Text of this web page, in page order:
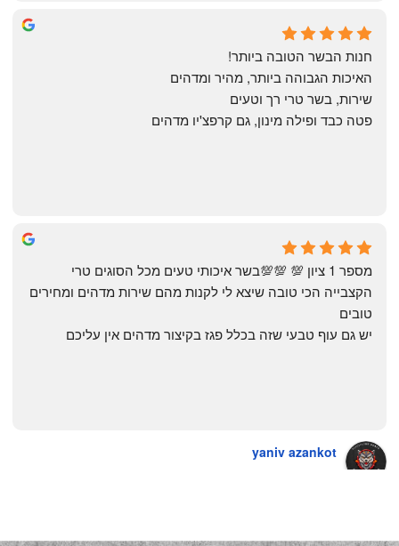
Annael Annael
9 months ago
The Artechology
a year ago
חנות הבשר הטובה ביותר!
האיכות הגבוהה ביותר, מהיר ומדהים
שירות, בשר טרי רך וטעים
פטה כבד ופילה מינון, גם קרפצ'יו מדהים
yaniv azankot
טובים
יש גם עוף טבעי שזה בכלל פגז בקיצור מדהים אין עליכם